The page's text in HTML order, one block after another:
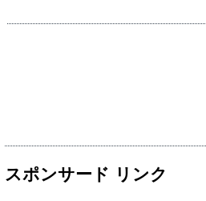
スポンサード リンク